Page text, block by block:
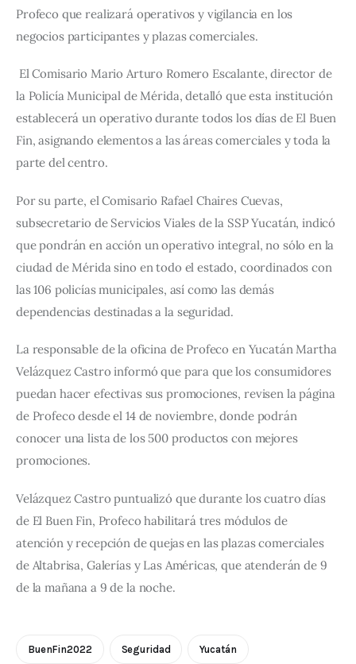
Profeco que realizará operativos y vigilancia en los
negocios participantes y plazas comerciales.
El Comisario Mario Arturo Romero Escalante, director de
la Policía Municipal de Mérida, detalló que esta institución
establecerá un operativo durante todos los días de El Buen
Fin, asignando elementos a las áreas comerciales y toda la
parte del centro.
Por su parte, el Comisario Rafael Chaires Cuevas,
subsecretario de Servicios Viales de la SSP Yucatán, indicó
que pondrán en acción un operativo integral, no sólo en la
ciudad de Mérida sino en todo el estado, coordinados con
las 106 policías municipales, así como las demás
dependencias destinadas a la seguridad.
La responsable de la oficina de Profeco en Yucatán Martha
Velázquez Castro informó que para que los consumidores
puedan hacer efectivas sus promociones, revisen la página
de Profeco desde el 14 de noviembre, donde podrán
conocer una lista de los 500 productos con mejores
promociones.
Velázquez Castro puntualizó que durante los cuatro días
de El Buen Fin, Profeco habilitará tres módulos de
atención y recepción de quejas en las plazas comerciales
de Altabrisa, Galerías y Las Américas, que atenderán de 9
de la mañana a 9 de la noche.
BuenFin2022 Seguridad Yucatán